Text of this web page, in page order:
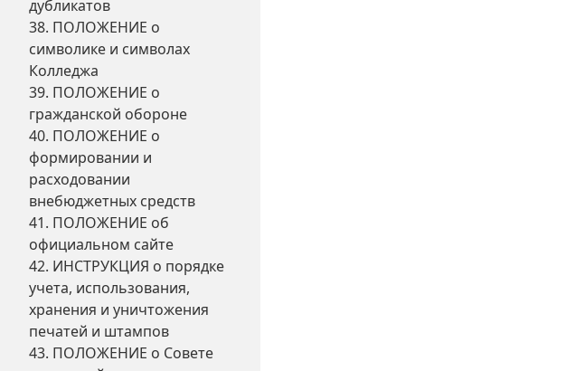
дубликатов
38. ПОЛОЖЕНИЕ о
символике и символах
Колледжа
39. ПОЛОЖЕНИЕ о
гражданской обороне
40. ПОЛОЖЕНИЕ о
формировании и
расходовании
внебюджетных средств
41. ПОЛОЖЕНИЕ об
официальном сайте
42. ИНСТРУКЦИЯ о порядке
учета, использования,
хранения и уничтожения
печатей и штампов
43. ПОЛОЖЕНИЕ о Совете